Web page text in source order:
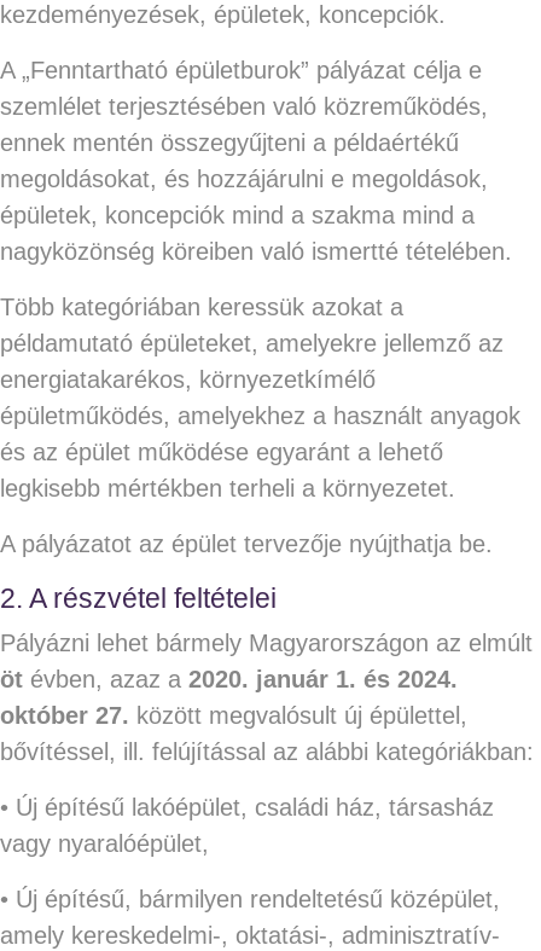
kezdeményezések, épületek, koncepciók.
A „Fenntartható épületburok” pályázat célja e
szemlélet terjesztésében való közreműködés,
ennek mentén összegyűjteni a példaértékű
megoldásokat, és hozzájárulni e megoldások,
épületek, koncepciók mind a szakma mind a
nagyközönség köreiben való ismertté tételében.
Több kategóriában keressük azokat a
példamutató épületeket, amelyekre jellemző az
energiatakarékos, környezetkímélő
épületműködés, amelyekhez a használt anyagok
és az épület működése egyaránt a lehető
legkisebb mértékben terheli a környezetet.
A pályázatot az épület tervezője nyújthatja be.
2. A részvétel feltételei
Pályázni lehet bármely Magyarországon az elmúlt
öt évben, azaz a 2020. január 1. és 2024.
október 27. között megvalósult új épülettel,
bővítéssel, ill. felújítással az alábbi kategóriákban:
• Új építésű lakóépület, családi ház, társasház
vagy nyaralóépület,
• Új építésű, bármilyen rendeltetésű középület,
amely kereskedelmi-, oktatási-, adminisztratív-